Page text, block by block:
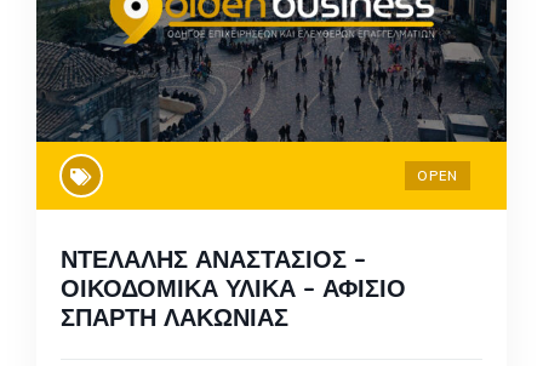
OPEN
ΝΤΕΛΑΛΗΣ ΑΝΑΣΤΑΣΙΟΣ –
ΟΙΚΟΔΟΜΙΚΑ ΥΛΙΚΑ – ΑΦΙΣΙΟ
ΣΠΑΡΤΗ ΛΑΚΩΝΙΑΣ